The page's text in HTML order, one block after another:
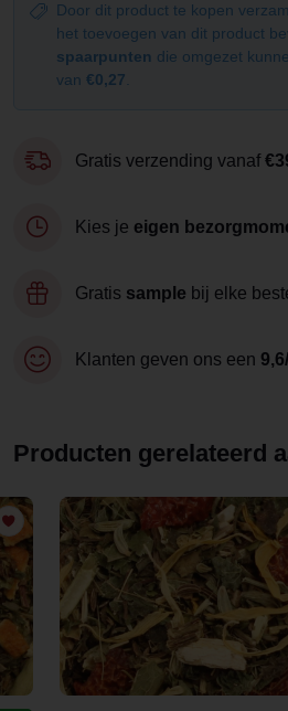
Door dit product te kopen
het toevoegen van dit product
spaarpunten die omgezet
van €0,27
Gratis verzending vanaf
Kies je eigen
Gratis sample bij elke
Klanten geven ons een
Producten gerelateerd